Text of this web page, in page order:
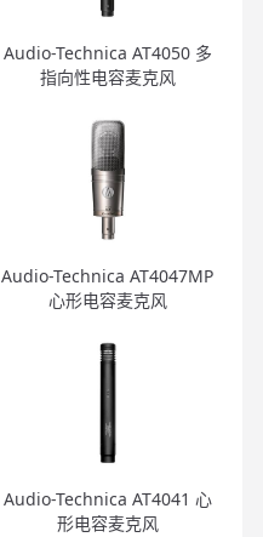
Audio-Technica AT4050 多
指向性电容麦克风
Audio-Technica AT4047MP
心形电容麦克风
Audio-Technica AT4041 心
形电容麦克风